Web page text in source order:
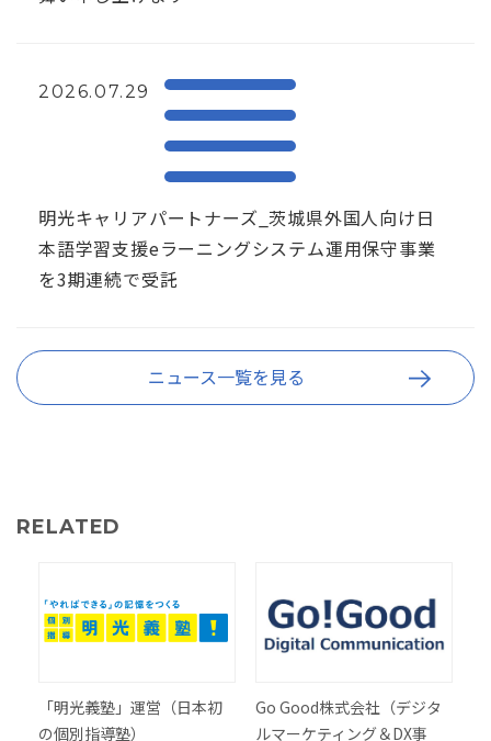
2026.07.29
明光キャリアパートナーズ_茨城県外国人向け日
本語学習支援eラーニングシステム運用保守事業
を3期連続で受託
ニュース一覧を見る
RELATED
「明光義塾」運営（日本初
の個別指導塾）
Go Good株式会社（デジタ
ルマーケティング＆DX事